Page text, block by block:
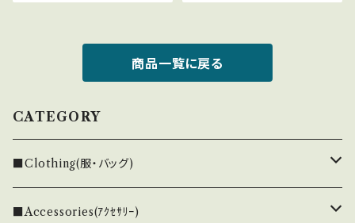
商品一覧に戻る
CATEGORY
■Clothing(服・バッグ)
Maekawa.Chie
■Accessories(ｱｸｾｻﾘｰ)